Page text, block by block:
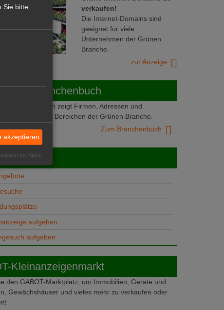
verkaufen!
Die Internet-Domains sind
geeignet für viele
Unternehmen der Grünen
Branche.
zur Anzeige
Branchenbuch
Branchenbuch zeigt Firmen, Adressen und
aus allen Bereichen der Grünen Branche.
Zum Branchenbuch
jobs
aufgeben
aufgeben
Kleinanzeigenmarkt
den GABOT-Marktplatz, um Immobilien, Geräte und
Gewächshäuser und vieles mehr zu verkaufen oder
Sie bitte
akzeptieren
mit Klaro!